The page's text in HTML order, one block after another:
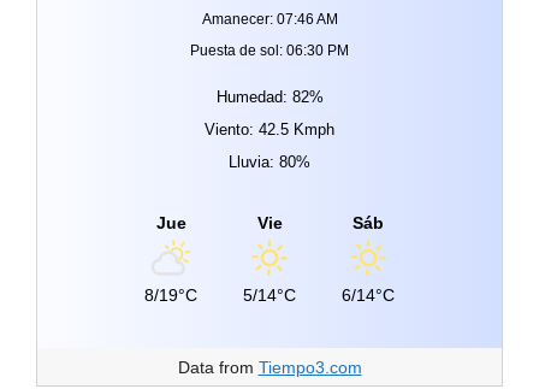
Amanecer: 07:46 AM
Puesta de sol: 06:30 PM
Humedad: 82%
Viento: 42.5 Kmph
Lluvia: 80%
Jue
8/19°C
Vie
5/14°C
Sáb
6/14°C
Data from Tiempo3.com